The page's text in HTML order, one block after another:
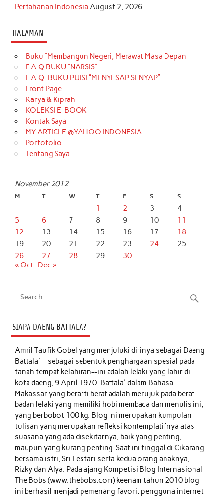
Pertahanan Indonesia August 2, 2026
HALAMAN
Buku “Membangun Negeri, Merawat Masa Depan
F.A.Q BUKU “NARSIS”
F.A.Q. BUKU PUISI “MENYESAP SENYAP”
Front Page
Karya & Kiprah
KOLEKSI E-BOOK
Kontak Saya
MY ARTICLE @YAHOO INDONESIA
Portofolio
Tentang Saya
November 2012
M T W T F S S
1 2 3
4
5
6 7 8 9 10
11
12
13 14 15 16 17
18
19
20 21 22 23 24
25
26
27 28 29
30
« Oct Dec »
SIAPA DAENG BATTALA?
Amril Taufik Gobelyang menjuluki dirinya sebagai Daeng
Battala'-- sebagai sebentuk penghargaan spesial pada
tanah tempat kelahiran--ini adalah lelaki yang lahir di
kota daeng, 9 April 1970. Battala' dalam Bahasa
Makassar yang berarti berat adalah merujuk pada berat
badan lelaki yang memiliki hobi membaca dan menulis ini,
yang berbobot 100 kg. Blog ini merupakan kumpulan
tulisan yang merupakan refleksi kontemplatifnya atas
suasana yang ada disekitarnya, baik yang penting,
maupun yang kurang penting. Saat ini tinggal di Cikarang
bersama istri, Sri Lestari serta kedua orang anaknya,
Rizky dan Alya. Pada ajang Kompetisi Blog Internasional
The Bobs (www.thebobs.com) keenam tahun 2010 blog
ini berhasil menjadi pemenang favorit pengguna internet